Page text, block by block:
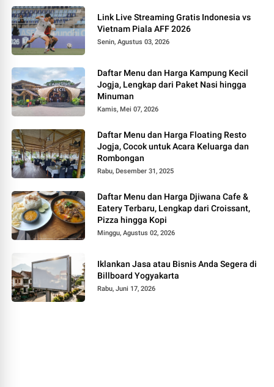
Link Live Streaming Gratis Indonesia vs
Vietnam Piala AFF 2026
Senin, Agustus 03, 2026
Daftar Menu dan Harga Kampung Kecil
Jogja, Lengkap dari Paket Nasi hingga
Minuman
Kamis, Mei 07, 2026
Daftar Menu dan Harga Floating Resto
Jogja, Cocok untuk Acara Keluarga dan
Rombongan
Rabu, Desember 31, 2025
Daftar Menu dan Harga Djiwana Cafe &
Eatery Terbaru, Lengkap dari Croissant,
Pizza hingga Kopi
Minggu, Agustus 02, 2026
Iklankan Jasa atau Bisnis Anda Segera di
Billboard Yogyakarta
Rabu, Juni 17, 2026